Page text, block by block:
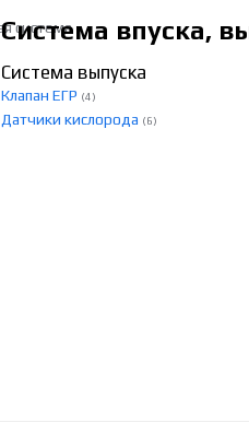
Система впуска,
Система выпуска
Клапан ЕГР (4)
Датчики кислорода (6)